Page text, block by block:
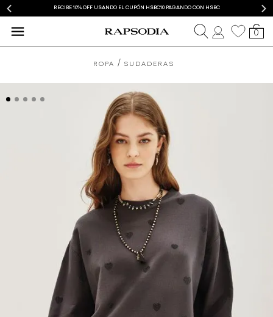
RECIBE 10% OFF USANDO EL CUPÓN HSBC10 PAGANDO CON HSBC
0
ROPA SUDADERAS